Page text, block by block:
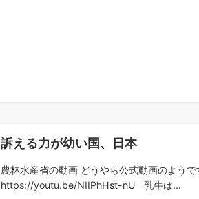
訴える力が幼い国、日本
農林水産省の動画 どうやら公式動画のよう
https://youtu.be/NIIPhHst-nU 乳牛は...